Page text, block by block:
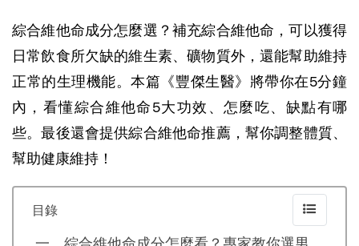
綜合維他命成分怎麼選？補充綜合維他命，可以獲得
日常飲食所欠缺的維生素、礦物質外，還能幫助維持
正常的生理機能。本篇《豐傑生醫》將帶你在5分鐘
內，看懂綜合維他命5大功效、怎麼吃、缺點有哪
些。最後還會提供綜合維他命推薦，幫你調整體質、
幫助健康維持！
目錄